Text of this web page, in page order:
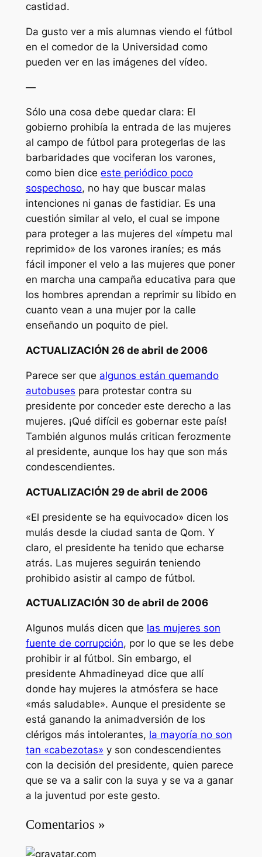
castidad.
Da gusto ver a mis alumnas viendo el fútbol
en el comedor de la Universidad como
pueden ver en las imágenes del vídeo.
—
Sólo una cosa debe quedar clara: El
gobierno prohibía la entrada de las mujeres
al campo de fútbol para protegerlas de las
barbaridades que vociferan los varones,
como bien dice este periódico poco
sospechoso, no hay que buscar malas
intenciones ni ganas de fastidiar. Es una
cuestión similar al velo, el cual se impone
para proteger a las mujeres del «ímpetu mal
reprimido» de los varones iraníes; es más
fácil imponer el velo a las mujeres que poner
en marcha una campaña educativa para que
los hombres aprendan a reprimir su libido en
cuanto vean a una mujer por la calle
enseñando un poquito de piel.
ACTUALIZACIÓN 26 de abril de 2006
Parece ser que algunos están quemando
autobuses para protestar contra su
presidente por conceder este derecho a las
mujeres. ¡Qué difícil es gobernar este país!
También algunos mulás critican ferozmente
al presidente, aunque los hay que son más
condescendientes.
ACTUALIZACIÓN 29 de abril de 2006
«El presidente se ha equivocado» dicen los
mulás desde la ciudad santa de Qom. Y
claro, el presidente ha tenido que echarse
atrás. Las mujeres seguirán teniendo
prohibido asistir al campo de fútbol.
ACTUALIZACIÓN 30 de abril de 2006
Algunos mulás dicen que las mujeres son
fuente de corrupción, por lo que se les debe
prohibir ir al fútbol. Sin embargo, el
presidente Ahmadineyad dice que allí
donde hay mujeres la atmósfera se hace
«más saludable». Aunque el presidente se
está ganando la animadversión de los
clérigos más intolerantes, la mayoría no son
tan «cabezotas» y son condescendientes
con la decisión del presidente, quien parece
que se va a salir con la suya y se va a ganar
a la juventud por este gesto.
Comentarios »